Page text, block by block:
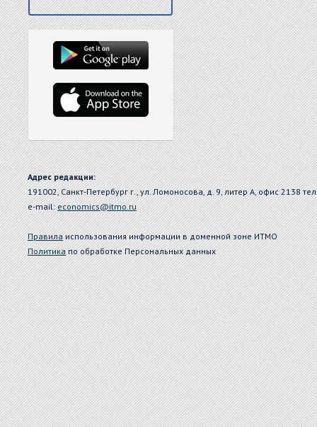
Адрес редакции:
191002, Санкт-Петербург г., ул. Ломоносова, д. 9, литер А, офис 2138
e-mail:economics@itmo.ru
Правилаиспользования информации в доменной зоне ИТМО
Политикапо обработке Персональных данных